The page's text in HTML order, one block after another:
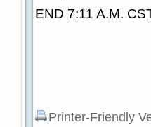
END 7:11 A.M.
Printer-Friendly